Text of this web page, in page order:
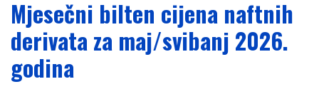
Mjesečni bilten cijena naftnih
derivata za maj/svibanj 2026.
godina